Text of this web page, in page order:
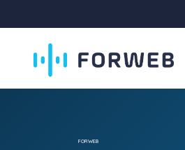
FORWEB